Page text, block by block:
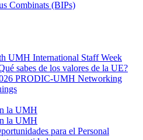
Combinats (BIPs)
UMH International Staff Week
sabes de los valores de la UE?
PRODIC-UMH Networking
la UMH
la UMH
para el Personal